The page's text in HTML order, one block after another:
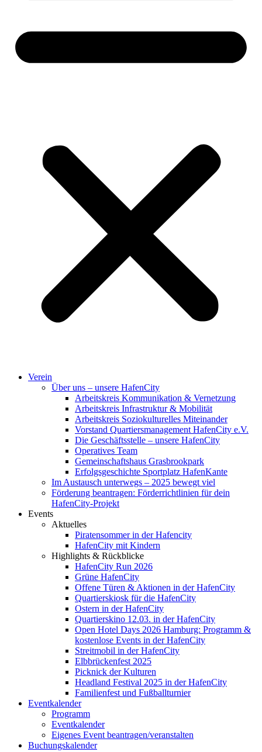
Verein
Über uns – unsere HafenCity
Arbeitskreis Kommunikation & Vernetzung
Arbeitskreis Infrastruktur & Mobilität
Arbeitskreis Soziokulturelles Miteinander
Vorstand Quartiersmanagement HafenCity e.V.
Die Geschäftsstelle – unsere HafenCity
Operatives Team
Gemeinschaftshaus Grasbrookpark
Erfolgsgeschichte Sportplatz HafenKante
Im Austausch unterwegs – 2025 bewegt viel
Förderung beantragen: Förderrichtlinien für dein
HafenCity-Projekt
Events
Aktuelles
Piratensommer in der Hafencity
HafenCity mit Kindern
Highlights & Rückblicke
HafenCity Run 2026
Grüne HafenCity
Offene Türen & Aktionen in der HafenCity
Quartierskiosk für die HafenCity
Ostern in der HafenCity
Quartierskino 12.03. in der HafenCity
Open Hotel Days 2026 Hamburg: Programm &
kostenlose Events in der HafenCity
Streitmobil in der HafenCity
Elbbrückenfest 2025
Picknick der Kulturen
Headland Festival 2025 in der HafenCity
Familienfest und Fußballturnier
Eventkalender
Programm
Eventkalender
Eigenes Event beantragen/veranstalten
Buchungskalender